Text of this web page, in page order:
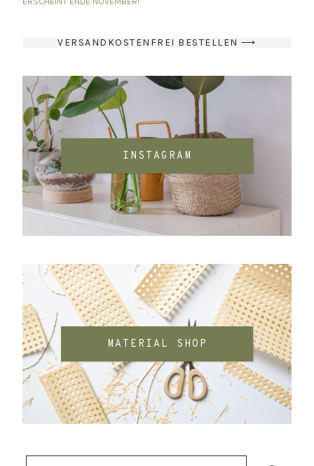
VERSANDKOSTENFREI BESTELLEN ⟶
INSTAGRAM
MATERIAL SHOP